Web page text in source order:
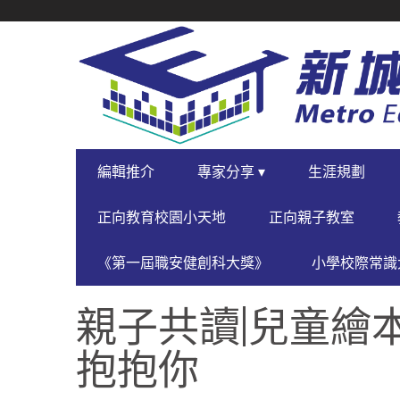
NAVIGATION
PRIMARY
NAVIGATION
編輯推介 專家分享 ▾ 生涯規劃
正向教育校園小天地 正向親子教室
《第一屆職安健創科大獎》 小學校際常
親子共讀|兒童繪
抱抱你